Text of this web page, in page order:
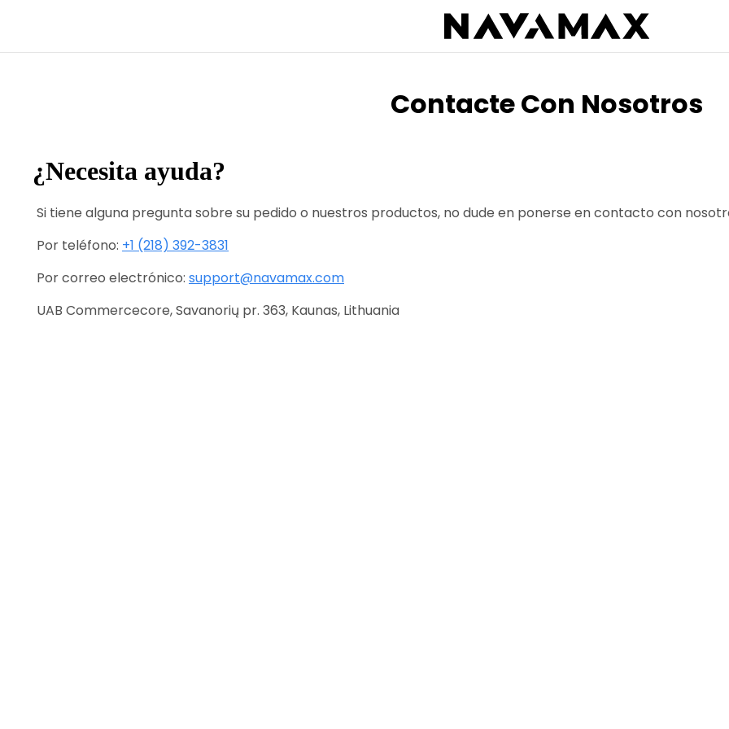
Contacte Con Nosotros
¿Necesita ayuda?
Si tiene alguna pregunta sobre su pedido o nuestros productos, no dude en ponerse en contacto con
Por teléfono: +1 (218) 392-3831
Por correo electrónico: support@navamax.com
UAB Commercecore, Savanorių pr. 363, Kaunas, Lithuania